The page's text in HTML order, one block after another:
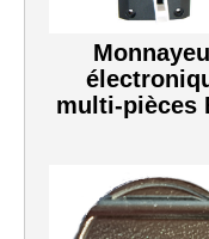
multi-pièces